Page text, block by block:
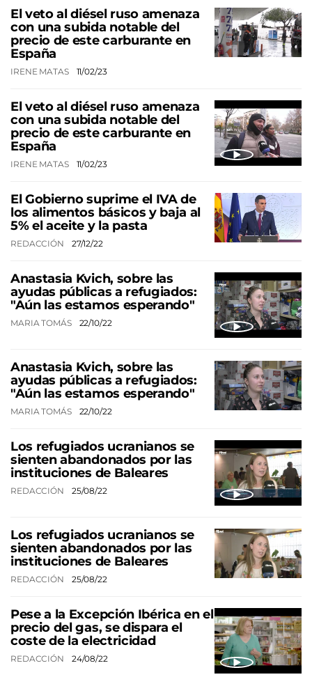
El veto al diésel ruso amenaza
con una subida notable del
precio de este carburante en
España
IRENE MATAS 11/02/23
El veto al diésel ruso amenaza
con una subida notable del
precio de este carburante en
España
IRENE MATAS 11/02/23
El Gobierno suprime el IVA de
los alimentos básicos y baja al
5% el aceite y la pasta
REDACCIÓN 27/12/22
Anastasia Kvich, sobre las
ayudas públicas a refugiados:
"Aún las estamos esperando"
MARIA TOMÁS 22/10/22
Anastasia Kvich, sobre las
ayudas públicas a refugiados:
"Aún las estamos esperando"
MARIA TOMÁS 22/10/22
Los refugiados ucranianos se
sienten abandonados por las
instituciones de Baleares
REDACCIÓN 25/08/22
Los refugiados ucranianos se
sienten abandonados por las
instituciones de Baleares
REDACCIÓN 25/08/22
Pese a la Excepción Ibérica en el
precio del gas, se dispara el
coste de la electricidad
REDACCIÓN 24/08/22